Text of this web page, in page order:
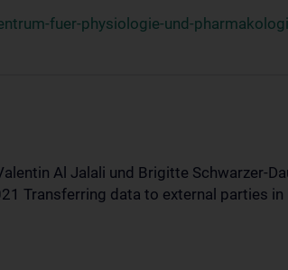
fuer-physiologie-und-
Al Jalali und Brigitte Schwarzer-
Transferring data to external parties in